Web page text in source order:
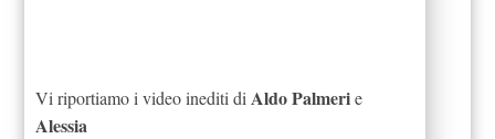
Vi riportiamo i video inediti di Aldo Palmerie
Alessia